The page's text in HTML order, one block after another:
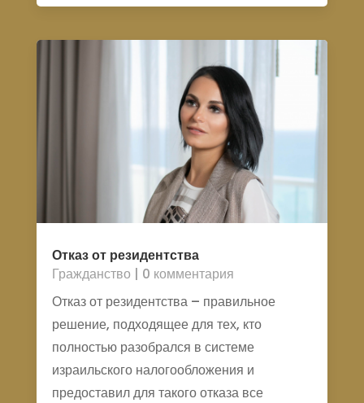
Отказ от резидентства
Гражданство | 0 комментария
Отказ от резидентства – правильное
решение, подходящее для тех, кто
полностью разобрался в системе
израильского налогообложения и
предоставил для такого отказа все